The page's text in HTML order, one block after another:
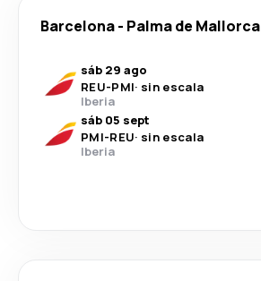
Barcelona- Palma de Mallorca
sáb 29 ago
REU-PMI· sin escala
Iberia
sáb 05 sept
PMI-REU· sin escala
Iberia